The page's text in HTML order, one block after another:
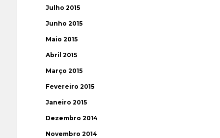
Julho 2015
Junho 2015
Maio 2015
Abril 2015
Março 2015
Fevereiro 2015
Janeiro 2015
Dezembro 2014
Novembro 2014